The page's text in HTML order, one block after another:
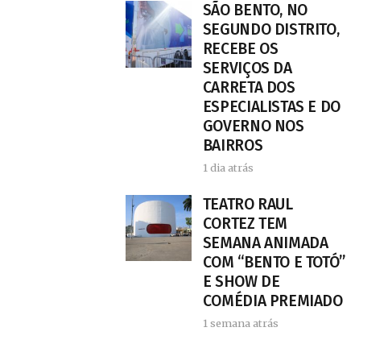
SÃO BENTO, NO
SEGUNDO DISTRITO,
RECEBE OS
SERVIÇOS DA
CARRETA DOS
ESPECIALISTAS E DO
GOVERNO NOS
BAIRROS
1 dia atrás
TEATRO RAUL
CORTEZ TEM
SEMANA ANIMADA
COM “BENTO E TOTÓ”
E SHOW DE
COMÉDIA PREMIADO
1 semana atrás